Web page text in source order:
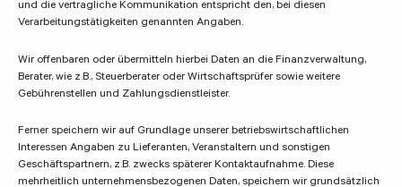
und die vertragliche Kommunikation entspricht den, bei diesen
Verarbeitungstätigkeiten genannten Angaben.
Wir offenbaren oder übermitteln hierbei Daten an die Finanzverwaltung,
Berater, wie z.B., Steuerberater oder Wirtschaftsprüfer sowie weitere
Gebührenstellen und Zahlungsdienstleister.
Ferner speichern wir auf Grundlage unserer betriebswirtschaftlichen
Interessen Angaben zu Lieferanten, Veranstaltern und sonstigen
Geschäftspartnern, z.B. zwecks späterer Kontaktaufnahme. Diese
mehrheitlich unternehmensbezogenen Daten, speichern wir grundsätzlich